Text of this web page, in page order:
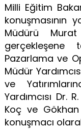
Milli Eğitim
konuşmasının
Müdürü
gerçekleşene
Pazarlama ve
Müdür
ve
Yardımcısı Dr.
Koç ve
konuşmacı